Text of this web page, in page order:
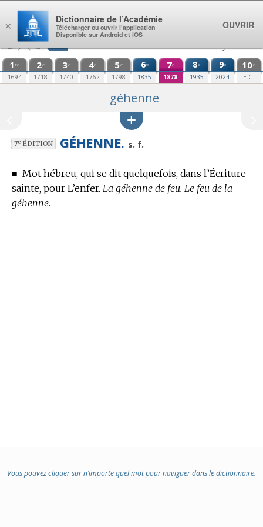
Aller au contenu
1 re
1694
2e
1718
3e
1740
4e
1762
5e
1798
6e
1835
7e
1878
8e
1935
9e
2024
10e
E.C.
géhenne
7eÉDITION GÉHENNE. s. f.
■ Mot hébreu, qui se dit quelquefois, dans l’Écriture
sainte, pour L’enfer. La géhenne de feu. Le feu de la
géhenne.
Vous pouvez cliquer sur n’importe quel mot pour naviguer dans le dictionnaire.
×
Dictionnaire de l’Académie
Télécharger ou ouvrir l’application
Disponible sur Android et iOS
OUVRIR